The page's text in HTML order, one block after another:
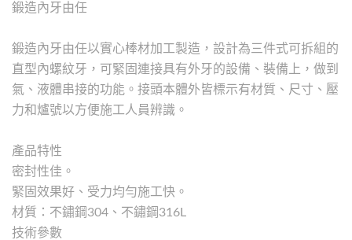
鍛造內牙由任
鍛造內牙由任以實心棒材加工製造，設計為三件式可拆組的
直型內螺紋牙，可緊固連接具有外牙的設備、裝備上，做到
氣、液體串接的功能。接頭本體外皆標示有材質、尺寸、壓
力和爐號以方便施工人員辨識。
產品特性
密封性佳。
緊固效果好、受力均勻施工快。
材質：不鏽鋼304、不鏽鋼316L
技術參數